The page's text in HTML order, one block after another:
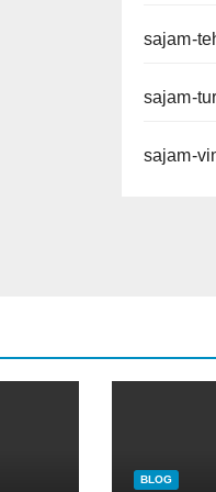
sajam-
sajam-
sajam-
BLOG